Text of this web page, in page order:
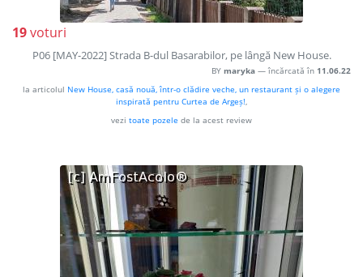
19voturi
P06 [MAY-2022] Strada B-dul Basarabilor, pe lângă New House.
BY maryka — încărcată în 11.06.22
la articolul New House, casă nouă, într-o clădire veche, un restaurant și o alegere
inspirată pentru Curtea de Argeș!,
vezi toate pozele de la acest review